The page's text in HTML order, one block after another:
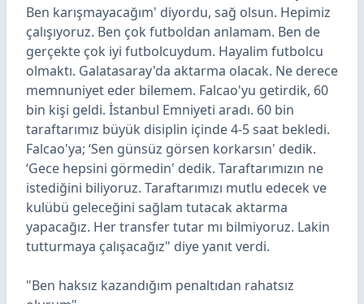
Ben karışmayacağım' diyordu, sağ olsun. Hepimiz
çalışıyoruz. Ben çok futboldan anlamam. Ben de
gerçekte çok iyi futbolcuydum. Hayalim futbolcu
olmaktı. Galatasaray'da aktarma olacak. Ne derece
memnuniyet eder bilemem. Falcao'yu getirdik, 60
bin kişi geldi. İstanbul Emniyeti aradı. 60 bin
taraftarımız büyük disiplin içinde 4-5 saat bekledi.
Falcao'ya; ‘Sen günsüz görsen korkarsın' dedik.
‘Gece hepsini görmedin' dedik. Taraftarımızın ne
istediğini biliyoruz. Taraftarımızı mutlu edecek ve
kulübü geleceğini sağlam tutacak aktarma
yapacağız. Her transfer tutar mı bilmiyoruz. Lakin
tutturmaya çalışacağız" diye yanıt verdi.
"Ben haksız kazandığım penaltıdan rahatsız